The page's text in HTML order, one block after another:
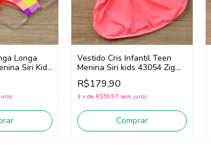
Longa
Siri Kids
Vestido Cris Infantil Teen
Menina Siri kids 43054 Zig
Zag (Rosa)
R$179,90
3 x de R$59,97 sem juros
Comprar